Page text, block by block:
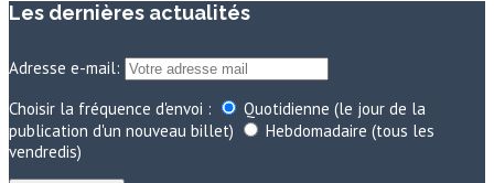
Les dernières actualités
Adresse e-mail:
Choisir la fréquence d'envoi :
Quotidienne (le jour de la
publication d'un nouveau billet)
Hebdomadaire (tous les
vendredis)